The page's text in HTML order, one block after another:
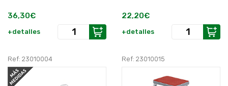
36,30€
+detalles
22,20€
+detalles
Ref: 23010004 Ref: 23010015